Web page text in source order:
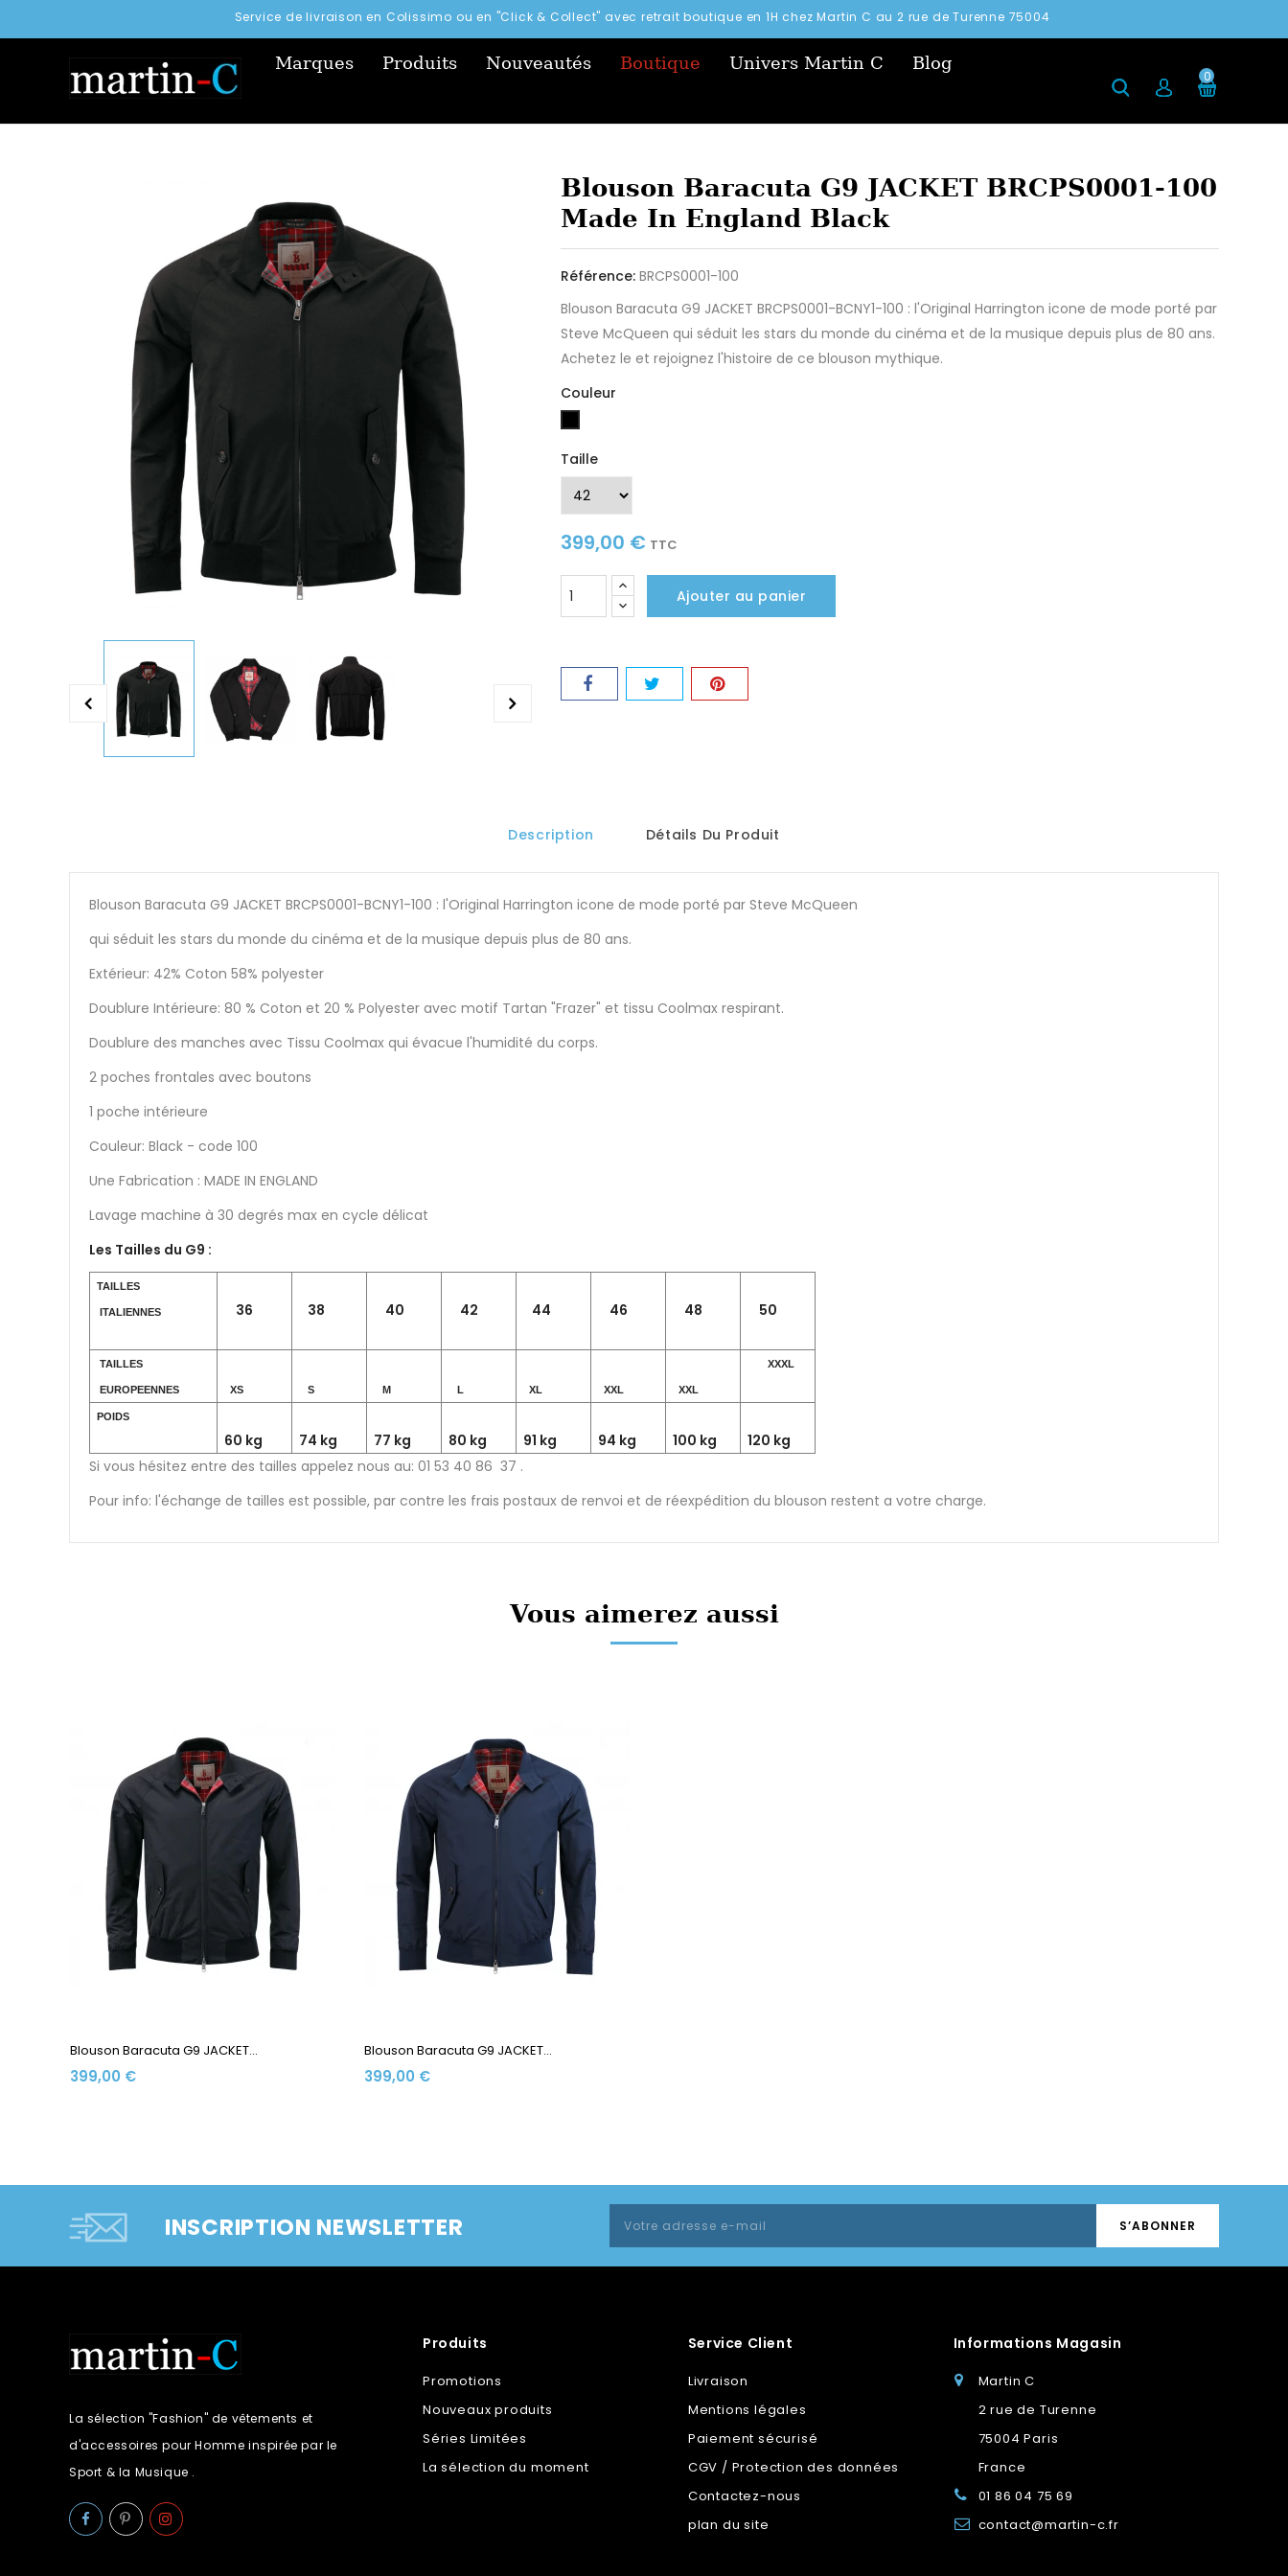
Service de livraison en Colissimo ou en "Click & Collect" avec retrait boutique en 1H chez Martin C au 2 rue de Turenne 75004
0
Marques Produits Nouveautés Boutique Univers Martin C Blog
Blouson Baracuta G9 JACKET BRCPS0001-100
Made In England Black
Référence: BRCPS0001-100
Blouson Baracuta G9 JACKET BRCPS0001-BCNY1-100 : l'Original Harrington icone de mode porté par
Steve McQueen qui séduit les stars du monde du cinéma et de la musique depuis plus de 80 ans.
Achetez le et rejoignez l'histoire de ce blouson mythique.
Couleur
Noir
Taille
399,00 € TTC
Ajouter au panier
Description Détails Du Produit
Blouson Baracuta G9 JACKET BRCPS0001-BCNY1-100 : l'Original Harrington icone de mode porté par Steve McQueen
qui séduit les stars du monde du cinéma et de la musique depuis plus de 80 ans.
Extérieur: 42% Coton 58% polyester
Doublure Intérieure: 80 % Coton et 20 % Polyester avec motif Tartan "Frazer" et tissu Coolmax respirant.
Doublure des manches avec Tissu Coolmax qui évacue l'humidité du corps.
2 poches frontales avec boutons
1 poche intérieure
Couleur: Black - code 100
Une Fabrication : MADE IN ENGLAND
Lavage machine à 30 degrés max en cycle délicat
Les Tailles du G9 :
TAILLES
ITALIENNES 36 38 40 42 44 46 48 50
TAILLES
EUROPEENNES XS S M L XL XXL XXL
XXXL
POIDS
60 kg 74 kg 77 kg 80 kg 91 kg 94 kg 100 kg
120 kg
Si vous hésitez entre des tailles appelez nous au: 01 53 40 86 37 .
Pour info: l'échange de tailles est possible, par contre les frais postaux de renvoi et de réexpédition du blouson restent a votre charge.
Vous aimerez aussi
Blouson Baracuta G9 JACKET...
399,00 €
Blouson Baracuta G9 JACKET...
399,00 €
INSCRIPTION NEWSLETTER
La sélection "Fashion" de vêtements et
d'accessoires pour Homme inspirée par le
Sport & la Musique .
Produits
Promotions
Nouveaux produits
Séries Limitées
La sélection du moment
Service Client
Livraison
Mentions légales
Paiement sécurisé
CGV / Protection des données
Contactez-nous
plan du site
Informations Magasin
Martin C
2 rue de Turenne
75004 Paris
France
01 86 04 75 69
contact@martin-c.fr